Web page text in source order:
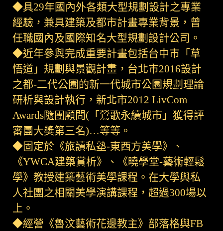
◆具29年國內外各類大型規劃設計之專業
經驗，兼具建築及都市計畫專業背景，曾
任職國內及國際知名大型規劃設計公司。
◆近年參與完成重要計畫包括台中市「草
悟道」規劃與景觀計畫，台北市2016設計
之都-二代公園的新一代城市公園規劃理論
研析與設計執行，新北市2012 LivCom
Awards隨團顧問(「鶯歌永續城市」獲得評
審團大獎第三名)…等等。
◆固定於《旅讀私塾-東西方美學》、
《YWCA建築賞析》、《曉學堂-藝術輕鬆
學》教授建築藝術美學課程。在大學與私
人社團之相關美學演講課程，超過300場以
上。
◆經營《魯汶藝術花邊教主》部落格與FB